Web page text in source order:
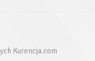
Kurencja.com